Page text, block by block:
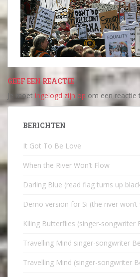
GEEF EEN REACTIE
Je moet ingelogd zijn op om een reactie
BERICHTEN
It Got To Be Love
When the River Won’t Flow
Darling Blue (read flag turns up
Demo version for Si (the river
Kiling Butterflies (singer-songwriter
Travelling Mind singer-songwriter
Travelling Mind (singer-songwriter